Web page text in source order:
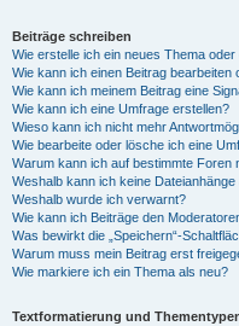
Beiträge schreiben
Wie erstelle ich ein neues Thema oder
Wie kann ich einen Beitrag bearbeiten
Wie kann ich meinem Beitrag eine
Wie kann ich eine Umfrage erstellen?
Wieso kann ich nicht mehr
Wie bearbeite oder lösche ich eine
Warum kann ich auf bestimmte Foren
Weshalb kann ich keine Dateianhänge
Weshalb wurde ich verwarnt?
Wie kann ich Beiträge den
Was bewirkt die „Speichern“-
Warum muss mein Beitrag erst
Wie markiere ich ein Thema als neu?
Textformatierung und